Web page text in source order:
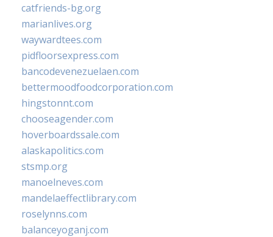
catfriends-bg.org
marianlives.org
waywardtees.com
pidfloorsexpress.com
bancodevenezuelaen.com
bettermoodfoodcorporation.com
hingstonnt.com
chooseagender.com
hoverboardssale.com
alaskapolitics.com
stsmp.org
manoelneves.com
mandelaeffectlibrary.com
roselynns.com
balanceyoganj.com